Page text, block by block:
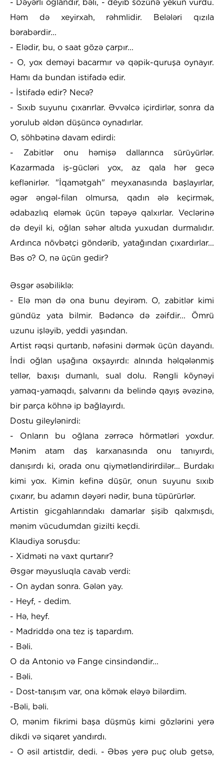
- Dəyərli oğlandır, bəli, - deyib sözünə yekun vurdu.
Həm də xeyirxah, rəhmlidir. Belələri qızıla
bərabərdir...
- Elədir, bu, o saat gözə çarpır...
- O, yox deməyi bacarmır və qəpik-quruşa oynayır.
Hamı da bundan istifadə edir.
- İstifadə edir? Neсə?
- Sıxıb suyunu çıxarırlar. Əvvəlcə içirdirlər, sonra da
yorulub əldən düşüncə oynadırlar.
O, söhbətinə davam edirdi:
- Zabitlər onu həmişə dallarınca sürüyürlər.
Kazarmada iş-gücləri yox, az qala hər gecə
keflənirlər. "İqamətgah" meyxanasında başlayırlar,
əgər əngəl-filan olmursa, qadın ələ keçirmək,
ədabazlıq eləmək üçün təpəyə qalxırlar. Veclərinə
də deyil ki, oğlan səhər altıda yuxudan durmalıdır.
Ardınca növbətçi göndərib, yatağından çıxardırlar...
Bəs o? O, nə üçün gedir?
Əsgər əsəbiliklə:
- Elə mən də ona bunu deyirəm. O, zabitlər kimi
gündüz yata bilmir. Bədəncə də zəifdir... Ömrü
uzunu işləyib, yeddi yaşından.
Artist rəqsi qurtarıb, nəfəsini dərmək üçün dayandı.
İndi oğlan uşağına oxşayırdı: alnında həlqələnmiş
tellər, baxışı dumanlı, sual dolu. Rəngli köynəyi
yamaq-yamaqdı, şalvarını da belində qayış əvəzinə,
bir parça köhnə ip bağlayırdı.
Dostu gileylənirdi:
- Onların bu oğlana zərrəcə hörmətləri yoxdur.
Mənim atam daş karxanasında onu tanıyırdı,
danışırdı ki, orada onu qiymətləndirirdilər... Burdakı
kimi yox. Kimin kefinə düşür, onun suyunu sıxıb
çıxarır, bu adamın dəyəri nədir, buna tüpürürlər.
Artistin gicgahlarındakı damarlar şişib qalxmışdı,
mənim vücudumdan gizilti keçdi.
Klaudiya soruşdu:
- Xidməti nə vaxt qurtarır?
Əsgər məyusluqla cavab verdi:
- On aydan sonra. Gələn yay.
- Heyf, - dedim.
- Hə, heyf.
- Madriddə ona tez iş tapardım.
- Bəli.
O da Antonio və Fange cinsindəndir...
- Bəli.
- Dost-tanışım var, ona kömək eləyə bilərdim.
-Bəli, bəli.
O, mənim fikrimi başa düşmüş kimi gözlərini yerə
dikdi və siqaret yandırdı.
- O əsil artistdir, dedi. - Əbəs yerə puç olub getsə,